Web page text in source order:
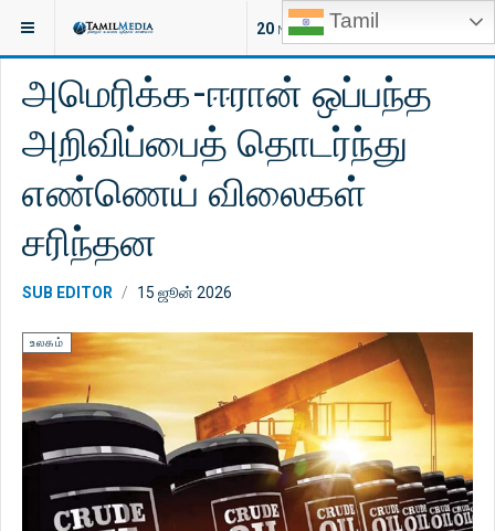
Tamil
20 NEW ARTICLES
இருக்குமிடம்: செய்திகள்
அமெரிக்க-ஈரான் ஒப்பந்த
அறிவிப்பைத் தொடர்ந்து
எண்ணெய் விலைகள்
சரிந்தன
SUB EDITOR 15 ஜூன் 2026
உலகம்